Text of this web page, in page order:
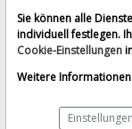
Sie können alle
individuell festlegen.
Cookie-Einstellungen
Weitere
Einstellungen